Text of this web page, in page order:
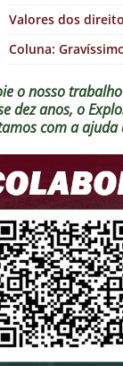
Valores dos
Coluna:
o nosso
dez anos, o
com a ajuda